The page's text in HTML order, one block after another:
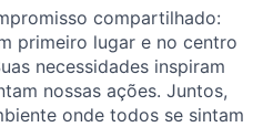
compartilhado:
primeiro lugar e no centro
necessidades inspiram
nossas ações. Juntos,
onde todos se sintam